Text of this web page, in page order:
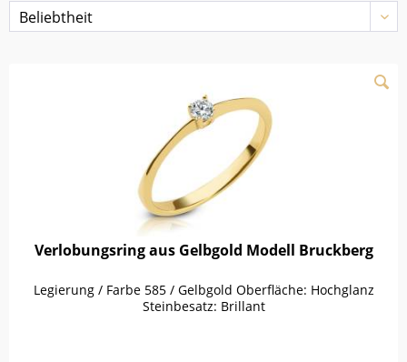
Verlobungsring aus Gelbgold Modell Bruckberg
Legierung / Farbe 585 / Gelbgold Oberfläche: Hochglanz
Steinbesatz: Brillant